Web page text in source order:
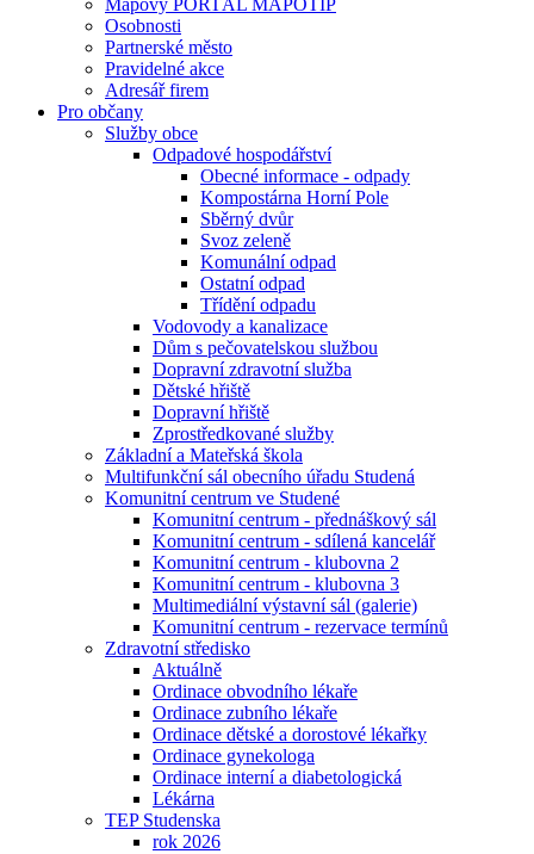
Mapový PORTÁL MAPOTIP
Osobnosti
Partnerské město
Pravidelné akce
Adresář firem
Pro občany
Služby obce
Odpadové hospodářství
Obecné informace - odpady
Kompostárna Horní Pole
Sběrný dvůr
Svoz zeleně
Komunální odpad
Ostatní odpad
Třídění odpadu
Vodovody a kanalizace
Dům s pečovatelskou službou
Dopravní zdravotní služba
Dětské hřiště
Dopravní hřiště
Zprostředkované služby
Základní a Mateřská škola
Multifunkční sál obecního úřadu Studená
Komunitní centrum ve Studené
Komunitní centrum - přednáškový sál
Komunitní centrum - sdílená kancelář
Komunitní centrum - klubovna 2
Komunitní centrum - klubovna 3
Multimediální výstavní sál (galerie)
Komunitní centrum - rezervace termínů
Zdravotní středisko
Aktuálně
Ordinace obvodního lékaře
Ordinace zubního lékaře
Ordinace dětské a dorostové lékařky
Ordinace gynekologa
Ordinace interní a diabetologická
Lékárna
TEP Studenska
rok 2026